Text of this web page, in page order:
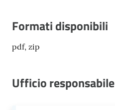
Formati disponibili
pdf, zip
Ufficio responsabile